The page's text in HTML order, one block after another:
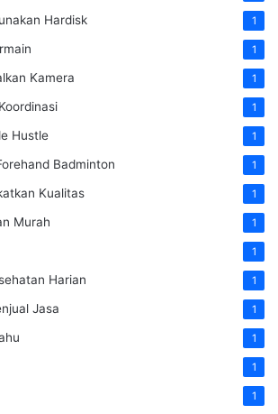
Hardisk 1
1
Kamera 1
1
Hustle 1
Badminton 1
Kualitas 1
Murah 1
1
Harian 1
Jasa 1
1
1
1